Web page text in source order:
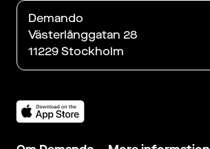
Demando
Västerlånggatan 28
11229 Stockholm